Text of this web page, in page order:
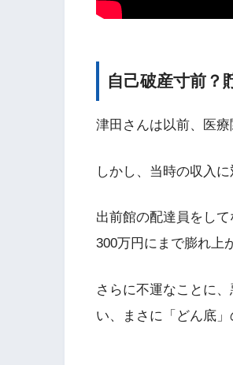
自己破産寸前？
津田さんは以前、医療
しかし、当時の収入
出前館の配達員をし
300万円にまで膨れ上
さらに不運なことに
い、まさに「どん底」